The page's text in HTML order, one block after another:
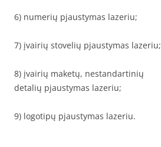
6) numerių pjaustymas lazeriu;
7) įvairių stovelių pjaustymas lazeriu;
8) įvairių maketų, nestandartinių
detalių pjaustymas lazeriu;
9) logotipų pjaustymas lazeriu.